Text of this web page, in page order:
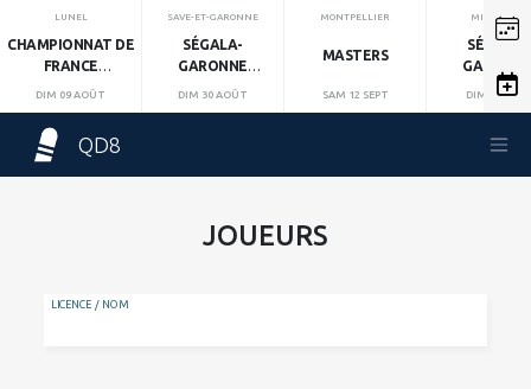
LUNEL
CHAMPIONNAT DE
FRANCE
INDIVIDUEL
DIM 09 AOÛT
SAVE-ET-GARONNE
SÉGALA-
GARONNE
MANCHE 1
DIM 30 AOÛT
MONTPELLIER
MASTERS
SAM 12 SEPT
MIRANDOL
SÉGALA-
GARONNE
MANCHE 2
DIM 13 SEPT
QD8
JOUEURS
LICENCE / NOM